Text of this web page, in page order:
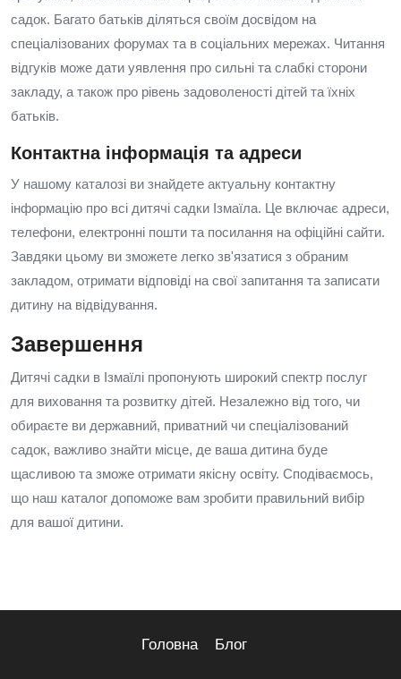
садок. Багато батьків діляться своїм досвідом на
спеціалізованих форумах та в соціальних мережах. Читання
відгуків може дати уявлення про сильні та слабкі сторони
закладу, а також про рівень задоволеності дітей та їхніх
батьків.
Контактна інформація та адреси
У нашому каталозі ви знайдете актуальну контактну
інформацію про всі дитячі садки Ізмаїла. Це включає адреси,
телефони, електронні пошти та посилання на офіційні сайти.
Завдяки цьому ви зможете легко зв'язатися з обраним
закладом, отримати відповіді на свої запитання та записати
дитину на відвідування.
Завершення
Дитячі садки в Ізмаїлі пропонують широкий спектр послуг
для виховання та розвитку дітей. Незалежно від того, чи
обираєте ви державний, приватний чи спеціалізований
садок, важливо знайти місце, де ваша дитина буде
щасливою та зможе отримати якісну освіту. Сподіваємось,
що наш каталог допоможе вам зробити правильний вибір
для вашої дитини.
Головна Блог